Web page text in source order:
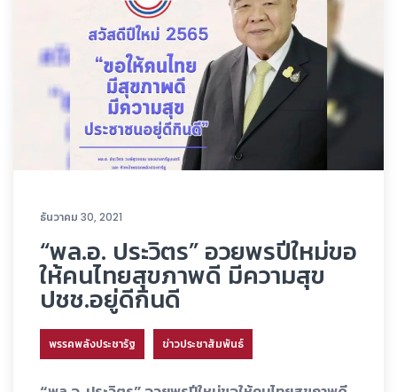
ธันวาคม 30, 2021
“พล.อ. ประวิตร” อวยพรปีใหม่ขอ
ให้คนไทยสุขภาพดี มีความสุข
ปชช.อยู่ดีกินดี
พรรคพลังประชารัฐ ข่าวประชาสัมพันธ์